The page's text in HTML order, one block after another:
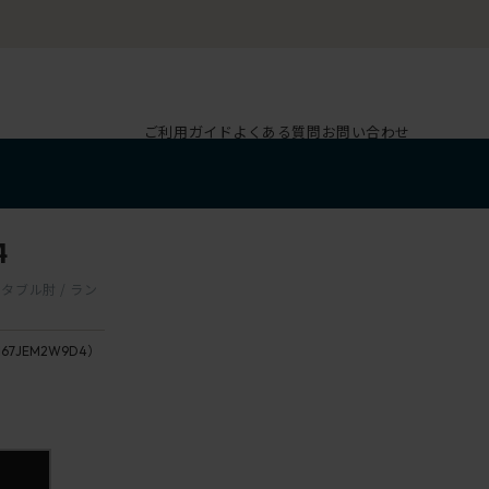
ご利用ガイド よくある質問お問い合わせ
ブル肘 / ラン
）